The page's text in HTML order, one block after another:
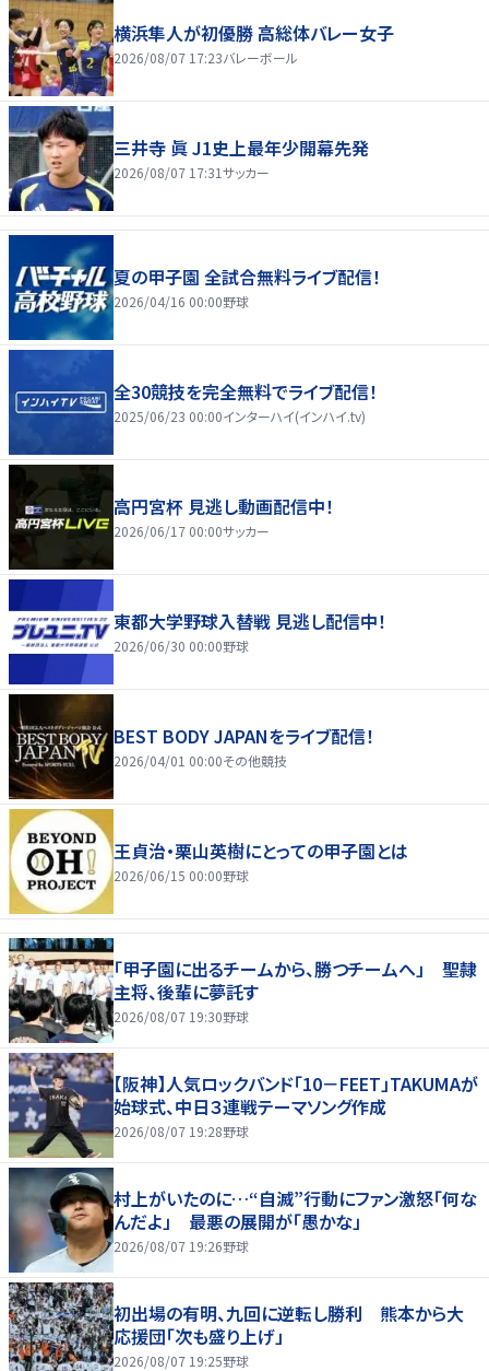
横浜隼人が初優勝 高総体バレー女子
2026/08/07 17:23バレーボール
三井寺 眞 J1史上最年少開幕先発
2026/08/07 17:31サッカー
夏の甲子園 全試合無料ライブ配信！
2026/04/16 00:00野球
全30競技を完全無料でライブ配信！
2025/06/23 00:00インターハイ(インハイ.tv)
高円宮杯 見逃し動画配信中！
2026/06/17 00:00サッカー
東都大学野球入替戦 見逃し配信中！
2026/06/30 00:00野球
BEST BODY JAPANをライブ配信！
2026/04/01 00:00その他競技
王貞治・栗山英樹にとっての甲子園とは
2026/06/15 00:00野球
「甲子園に出るチームから、勝つチームへ」 聖隷
主将、後輩に夢託す
2026/08/07 19:30野球
【阪神】人気ロックバンド「10－FEET」TAKUMAが
始球式、中日３連戦テーマソング作成
2026/08/07 19:28野球
村上がいたのに…“自滅”行動にファン激怒「何な
んだよ」 最悪の展開が「愚かな」
2026/08/07 19:26野球
初出場の有明、九回に逆転し勝利 熊本から大
応援団「次も盛り上げ」
2026/08/07 19:25野球